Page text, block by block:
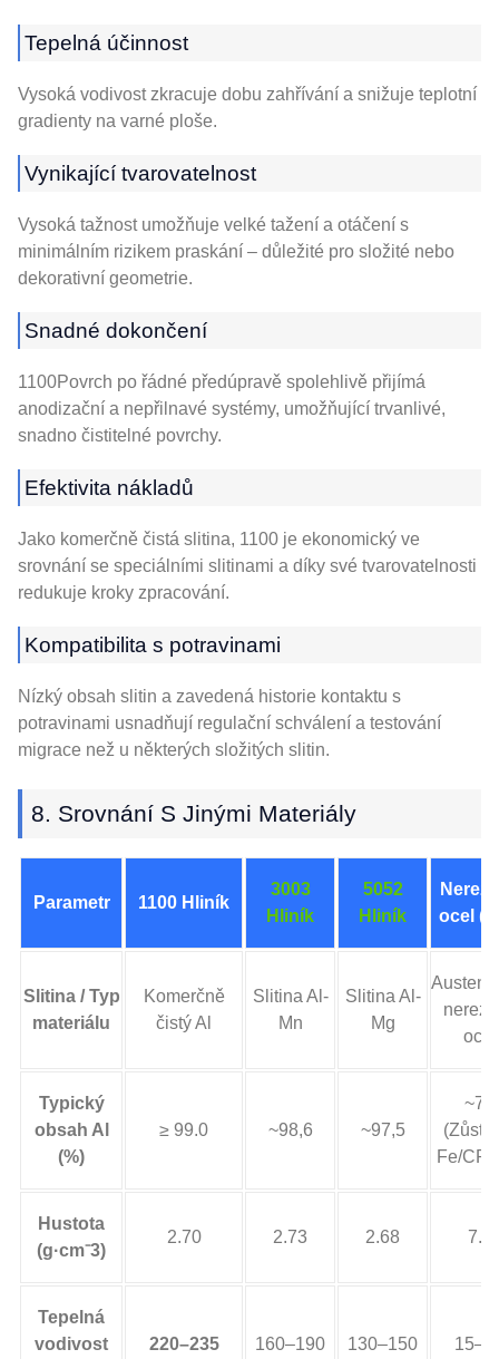
Tepelná účinnost
Vysoká vodivost zkracuje dobu zahřívání a snižuje teplotní
gradienty na varné ploše.
Vynikající tvarovatelnost
Vysoká tažnost umožňuje velké tažení a otáčení s
minimálním rizikem praskání – důležité pro složité nebo
dekorativní geometrie.
Snadné dokončení
1100Povrch po řádné předúpravě spolehlivě přijímá
anodizační a nepřilnavé systémy, umožňující trvanlivé,
snadno čistitelné povrchy.
Efektivita nákladů
Jako komerčně čistá slitina, 1100 je ekonomický ve
srovnání se speciálními slitinami a díky své tvarovatelnosti
redukuje kroky zpracování.
Kompatibilita s potravinami
Nízký obsah slitin a zavedená historie kontaktu s
potravinami usnadňují regulační schválení a testování
migrace než u některých složitých slitin.
8. Srovnání S Jinými Materiály
Parametr 1100 Hliník
3003
Hliník
5052
Hliník
ocel
Slitina / Typ
materiálu
Komerčně
čistý Al
Slitina Al-
Mn
Slitina Al-
Mg
ocel
Typický
obsah Al
(%)
≥ 99.0 ~98,6 ~97,5
~70
Fe/CR/
Hustota
(g·cm⁻3)
2.70 2.73 2.68 7.9
Tepelná
vodivost
220–235 160–190 130–150